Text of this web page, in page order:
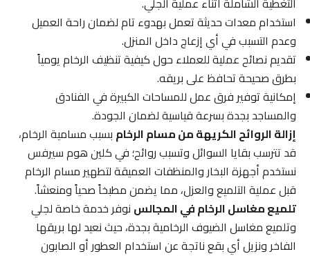
استخدام معدات حديثة تعمل بهدوء تام لضمان راحة العميل
وعدم التسبب في أي إزعاج داخل المنزل.
تقديم نصائح عملية للعملاء حول كيفية تنظيف الرخام يومياً
بطرق صحيحة تحافظ على بريقه.
إمكانية توفير فرق عمل للمساحات الكبيرة في الفنادق
والمساجد بجدة بسرعة قياسية لضمان الجودة.
إزالة الروائح الكريهة من مسام الرخامبسبب مسامية الرخام،
قد تترسب بقايا السوائل وتسبب روائح؛ في كلين هوم سيرفس
نستخدم أجهزة البخار والمنظفات العميقة لتطهير مسام الرخام
قبل عملية التلميع والعزل، مما يضمن مطبخاً صحياً ومنعشاً.
تلميع مغاسل الرخام في المجالسنوفر خدمة خاصة لجلي
وتلميع مغاسل الضيوف الرخامية بجدة، حيث نعيد لها بريقها
الفاخر ونزيل أي بقع ناتجة عن استخدام العطور أو الصابون